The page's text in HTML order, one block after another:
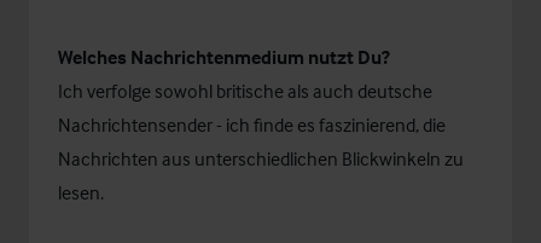
Welches Nachrichtenmedium nutzt Du?
Ich verfolge sowohl britische als auch deutsche
Nachrichtensender - ich finde es faszinierend, die
Nachrichten aus unterschiedlichen Blickwinkeln zu
lesen.